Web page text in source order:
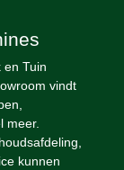
en Tuin
vindt
meer.
kunnen